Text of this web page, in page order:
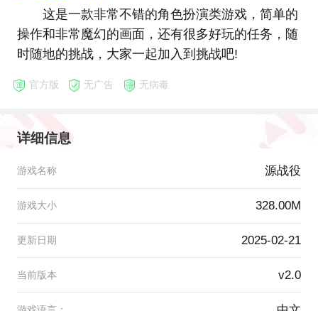
这是一款非常不错的角色扮演类游戏，简单的
操作和非常魔幻的画面，还有很多好玩的任务，随
时随地的挑战，大家一起加入到挑战吧!
官方版 无广告 无病毒
详细信息
游戏名称 源战役
游戏大小 328.00M
更新日期 2025-02-21
当前版本 v2.0